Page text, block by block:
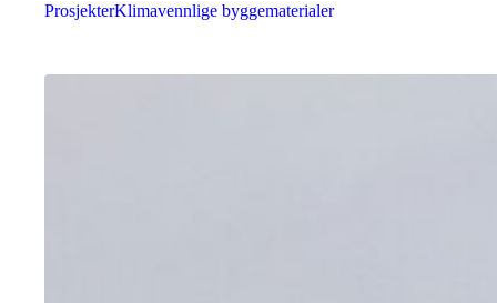
ProsjekterKlimavennlige byggematerialer